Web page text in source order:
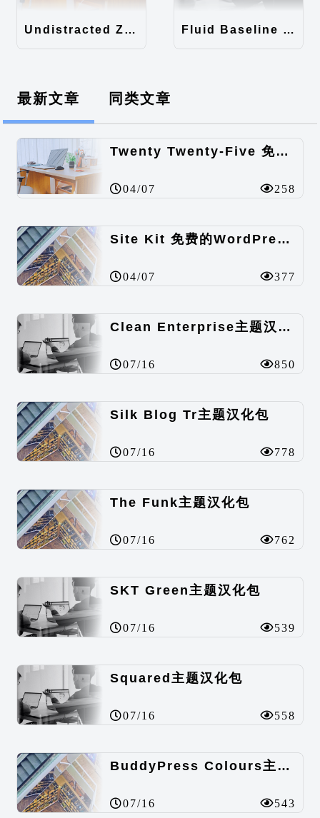
Undistracted Zen主题汉化包 Fluid Baseline Grid主题汉化包
最新文章 同类文章
Twenty Twenty-Five 免费的WordPress内容主题
04/07 258
Site Kit 免费的WordPress数据统计插件
04/07 377
Clean Enterprise主题汉化包
07/16 850
Silk Blog Tr主题汉化包
07/16 778
The Funk主题汉化包
07/16 762
SKT Green主题汉化包
07/16 539
Squared主题汉化包
07/16 558
BuddyPress Colours主题汉化包
07/16 543